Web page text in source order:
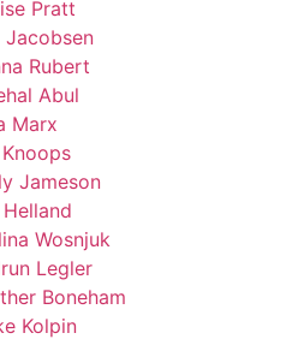
Pratt
Jacobsen
Rubert
Abul
Marx
Jameson
Wosnjuk
Legler
Boneham
Kolpin